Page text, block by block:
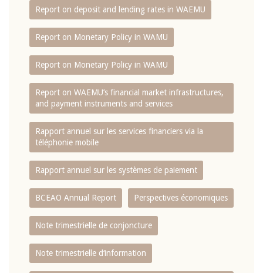
Report on deposit and lending rates in WAEMU
Report on Monetary Policy in WAMU
Report on Monetary Policy in WAMU
Report on WAEMU’s financial market infrastructures,
and payment instruments and services
Rapport annuel sur les services financiers via la
téléphonie mobile
Rapport annuel sur les systèmes de paiement
BCEAO Annual Report Perspectives économiques
Note trimestrielle de conjoncture
Note trimestrielle d‘information